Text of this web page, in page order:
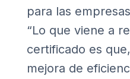
para las
“Lo que viene a
certificado es
mejora de